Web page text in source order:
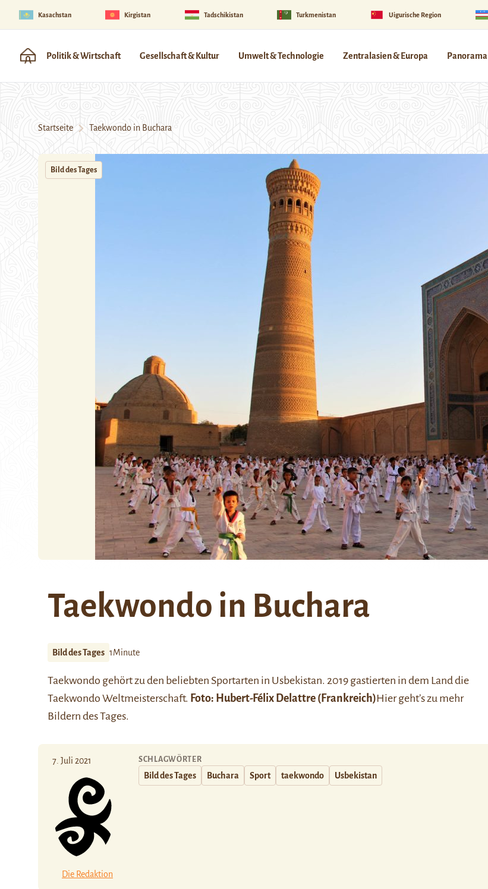
Kasachstan Kirgistan Tadschikistan Turkmenistan Uigurische Region
Politik & Wirtschaft Gesellschaft & Kultur Umwelt & Technologie Zentralasien & Europa Panorama
Startseite Taekwondo in Buchara
Bild des Tages
Taekwondo in Buchara
Bild des Tages 1Minute
Taekwondo gehört zu den beliebten Sportarten in Usbekistan. 2019 gastierten in dem Land die
Taekwondo Weltmeisterschaft. Foto: Hubert-Félix Delattre (Frankreich)Hiergeht’s zu mehr
Bildern des Tages.
7. Juli 2021
Die Redaktion
SCHLAGWÖRTER
Bild des Tages Buchara Sport taekwondo Usbekistan